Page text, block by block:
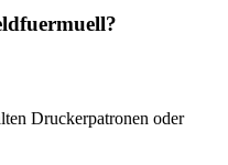
Druckerpatronen oder